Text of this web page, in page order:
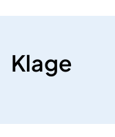
Klage